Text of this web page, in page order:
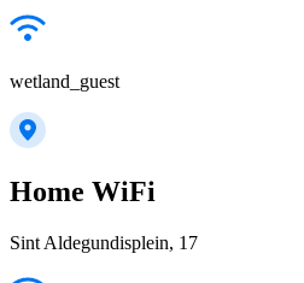
wetland_guest
Home WiFi
Sint Aldegundisplein, 17